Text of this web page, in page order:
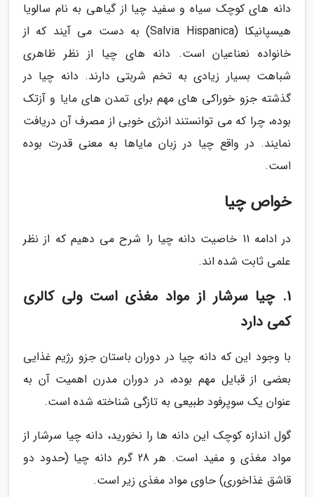
دانه های کوچک سیاه و سفید چیا از گیاهی به نام سالویا
هیسپانیکا (Salvia Hispanica) به دست می آیند که از
خانواده نعناعیان است. دانه های چیا از نظر ظاهری
شباهت بسیار زیادی به تخم شربتی دارند. دانه چیا در
گذشته جزو خوراکی های مهم برای تمدن های مایا و آزتک
بوده، چرا که می توانستند انرژی خوبی از مصرف آن دریافت
نمایند. در واقع چیا در زبان مایاها به معنی قدرت بوده
است.
خواص چیا
در ادامه 11 خاصیت دانه چیا را شرح می دهیم که از نظر
علمی ثابت شده اند.
1. چیا سرشار از مواد مغذی است ولی کالری
کمی دارد
با وجود این که دانه چیا در دوران باستان جزو رژیم غذایی
بعضی از قبایل مهم بوده، در دوران مدرن اهمیت آن به
عنوان یک سوپرفود طبیعی به تازگی شناخته شده است.
گول اندازه کوچک این دانه ها را نخورید، دانه چیا سرشار از
مواد مغذی و مفید است. هر 28 گرم دانه چیا (حدود دو
قاشق غذاخوری) حاوی مواد مغذی زیر است.